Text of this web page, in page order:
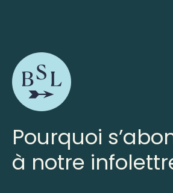
Pourquoi
à notre